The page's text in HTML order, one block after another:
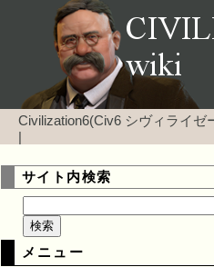
Civilization6(Civ6 シヴィライゼ
サイト内検索
メニュー